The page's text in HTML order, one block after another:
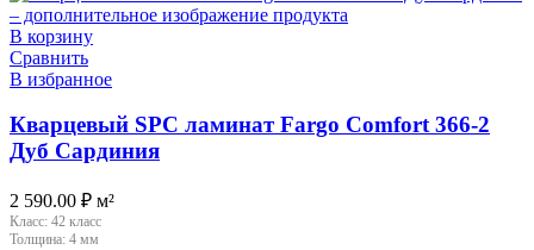
В корзину
Сравнить
В избранное
Кварцевый SPC ламинат Fargo Comfort 366-2
Дуб Сардиния
2 590.00 ₽ м²
Класс: 42 класс
Толщина: 4 мм